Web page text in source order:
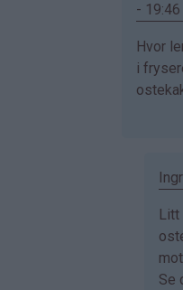
- 19:46
Som
svar
på
Hvor
i
på
av
Litt
Se